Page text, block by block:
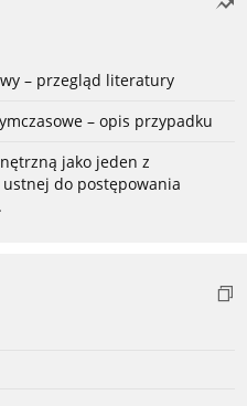
– przegląd literatury
– opis przypadku
jako jeden z
do postępowania